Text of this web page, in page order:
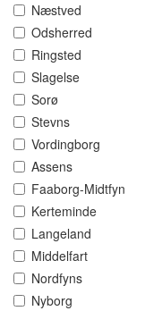
Næstved
Odsherred
Ringsted
Slagelse
Sorø
Stevns
Vordingborg
Assens
Faaborg-Midtfyn
Kerteminde
Langeland
Middelfart
Nordfyns
Nyborg